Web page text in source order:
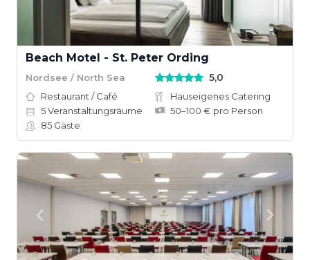
Beach Motel - St. Peter Ording
Nordsee / North Sea 5,0
Restaurant / Café
Hauseigenes Catering
5Veranstaltungsräume
50–100 € pro Person
85 Gäste